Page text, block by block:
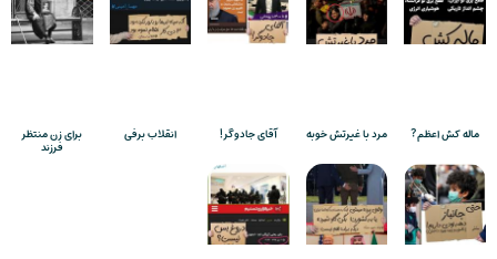
ماله کش اعظم? مرد با غیرتش خوبه آقای جادوگر! انقلاب برفی برای زن منتظر
فرزند